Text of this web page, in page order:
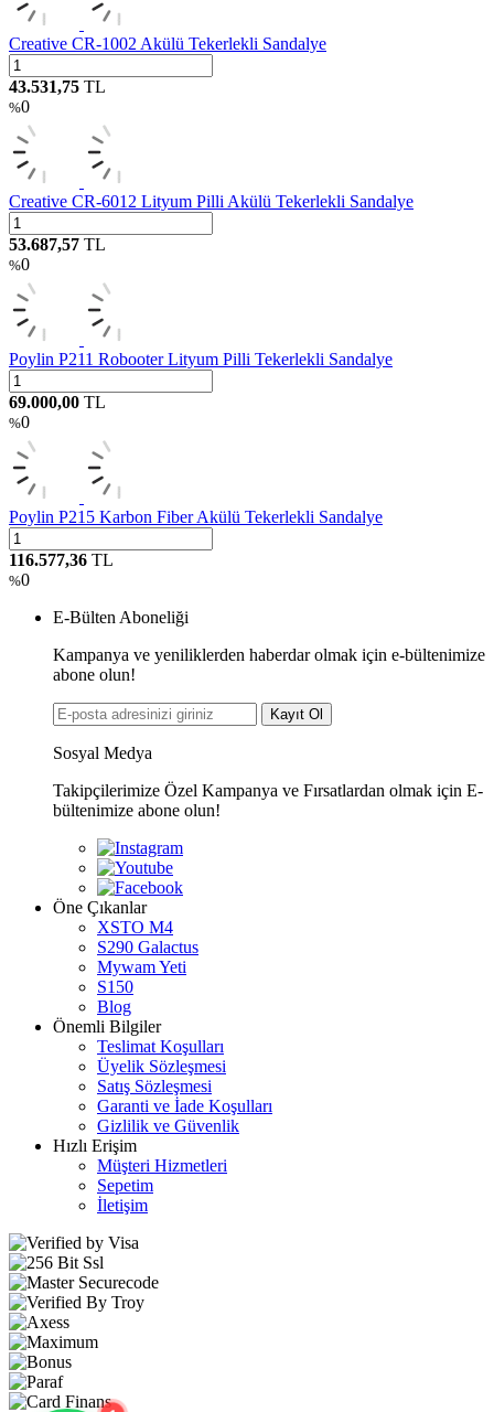
Creative CR-1002 Akülü Tekerlekli Sandalye
43.531,75 TL
%0
Creative CR-6012 Lityum Pilli Akülü Tekerlekli Sandalye
53.687,57 TL
%0
Poylin P211 Robooter Lityum Pilli Tekerlekli Sandalye
69.000,00 TL
%0
Poylin P215 Karbon Fiber Akülü Tekerlekli Sandalye
116.577,36 TL
%0
E-Bülten Aboneliği
Kampanya ve yeniliklerden haberdar olmak için e-bültenimize
abone olun!
Kayıt Ol
Sosyal Medya
Takipçilerimize Özel Kampanya ve Fırsatlardan olmak için E-
bültenimize abone olun!
Öne Çıkanlar
XSTO M4
S290 Galactus
Mywam Yeti
S150
Blog
Önemli Bilgiler
Teslimat Koşulları
Üyelik Sözleşmesi
Satış Sözleşmesi
Garanti ve İade Koşulları
Gizlilik ve Güvenlik
Hızlı Erişim
Müşteri Hizmetleri
Sepetim
İletişim